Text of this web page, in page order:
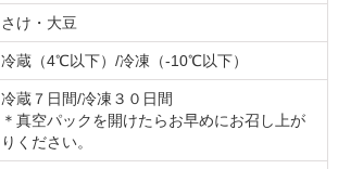
さけ・大豆
冷蔵（4℃以下）/冷凍（-10℃以下）
冷蔵７日間/冷凍３０日間
＊真空パックを開けたらお早めにお召し上が
りください。